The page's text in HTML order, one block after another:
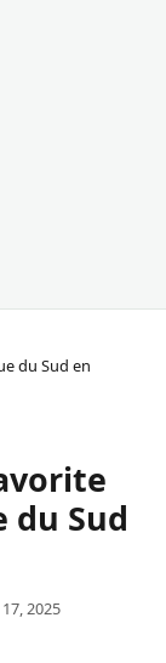
du Sud en
du Sud
2025